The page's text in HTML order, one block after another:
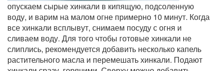
опускаем сырые хинкали в кипящую, подсоленную
воду, и варим на малом огне примерно 10 минут. Когда
все хинкали всплывут, снимаем посуду с огня и
сливаем воду. Для того чтобы готовые хинкали не
слиплись, рекомендуется добавить несколько капель
растительного масла и перемешать хинкали. Подают